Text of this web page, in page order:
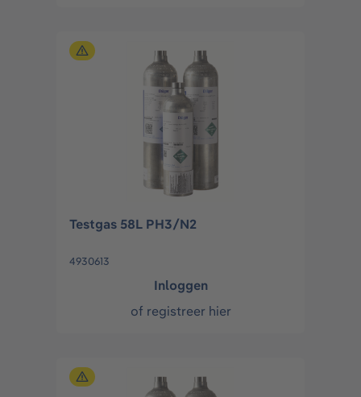
Testgas 58L PH3/N2
4930613
Inloggen
of registreer hier